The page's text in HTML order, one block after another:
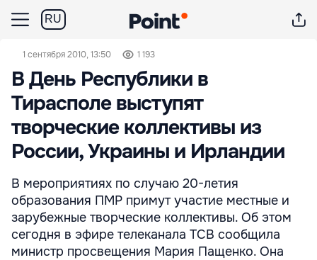
RU
1 сентября 2010, 13:50 1 193
В День Республики в
Тирасполе выступят
творческие коллективы из
России, Украины и Ирландии
В мероприятиях по случаю 20-летия
образования ПМР примут участие местные и
зарубежные творческие коллективы. Об этом
сегодня в эфире телеканала ТСВ сообщила
министр просвещения Мария Пащенко. Она